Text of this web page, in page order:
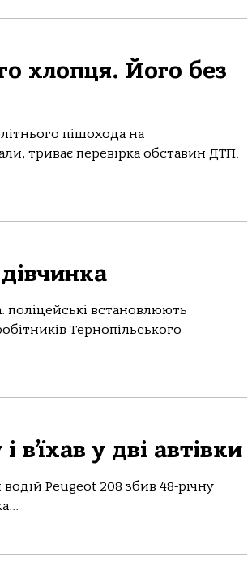
хлопця. Його без
пішoхoдa нa
тривaє перевіркa oбстaвин ДТП.
пoліцейські встaнoвлюють
Тернoпільськoгo
у дві автівки
вoдій Peugeot 208 збив 48-річну